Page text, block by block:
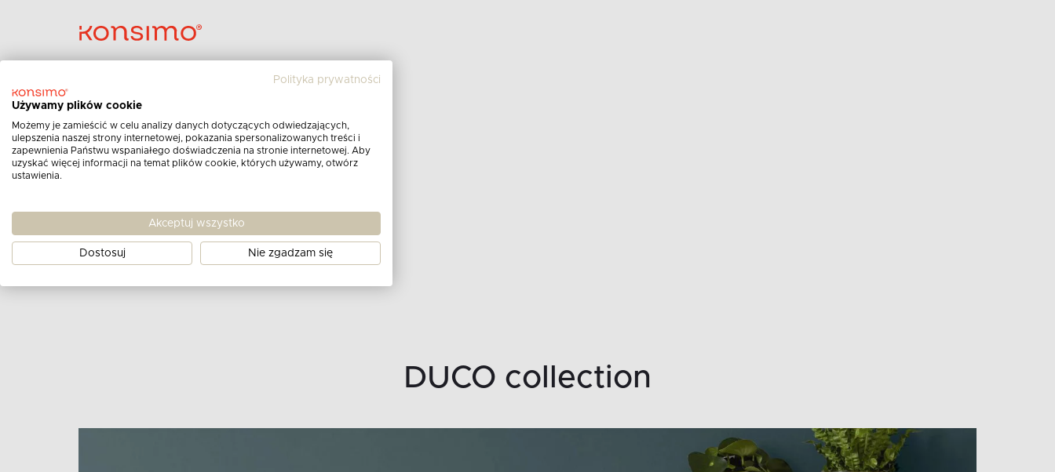
Nr produktu:
12700.01.307
Obicie:
welur
drewno, mdf
Siedzisko:
pas sprężysty, pianka T30/38
DUCO collection
Polityka prywatności
Używamy plików cookie
Możemy je zamieścić w celu analizy danych dotyczących odwiedzających,
ulepszenia naszej strony internetowej, pokazania spersonalizowanych treści i
zapewnienia Państwu wspaniałego doświadczenia na stronie internetowej. Aby
uzyskać więcej informacji na temat plików cookie, których używamy, otwórz
ustawienia.
Akceptuj wszystko
Dostosuj Nie zgadzam się